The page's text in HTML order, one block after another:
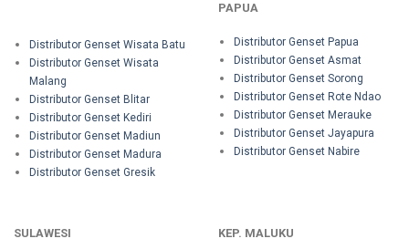
Distributor Genset Wisata Batu
Distributor Genset Wisata
Malang
Distributor Genset Blitar
Distributor Genset Kediri
Distributor Genset Madiun
Distributor Genset Madura
Distributor Genset Gresik
PAPUA
Distributor Genset Papua
Distributor Genset Asmat
Distributor Genset Sorong
Distributor Genset Rote Ndao
Distributor Genset Merauke
Distributor Genset Jayapura
Distributor Genset Nabire
SULAWESI KEP. MALUKU